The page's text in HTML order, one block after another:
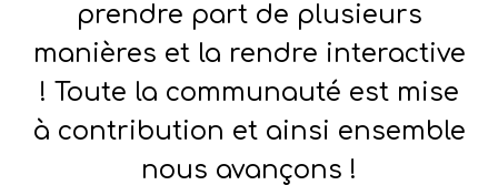
prendre part de plusieurs
manières et la rendre interactive
! Toute la communauté est mise
à contribution et ainsi ensemble
nous avançons !